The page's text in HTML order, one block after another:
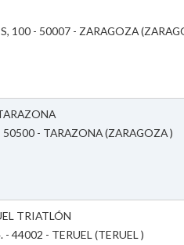
100 - 50007 - ZARAGOZA
- TARAZONA (ZARAGOZA )
TRIATLÓN
- 44002 - TERUEL (TERUEL )